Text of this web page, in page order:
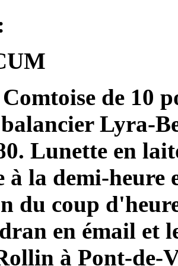
de 10
Lyra-
Lunette en
à la demi-heure
du coup
en émail et
à Pont-de-